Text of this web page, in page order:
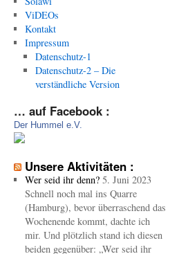
ViDEOs
Kontakt
Impressum
Datenschutz-1
Datenschutz-2 – Die
verständliche Version
… auf Facebook :
Der Hummel e.V.
Unsere Aktivitäten :
Wer seid ihr denn? 5. Juni 2023
Schnell noch mal ins Quarre
(Hamburg), bevor überraschend das
Wochenende kommt, dachte ich
mir. Und plötzlich stand ich diesen
beiden gegenüber: „Wer seid ihr